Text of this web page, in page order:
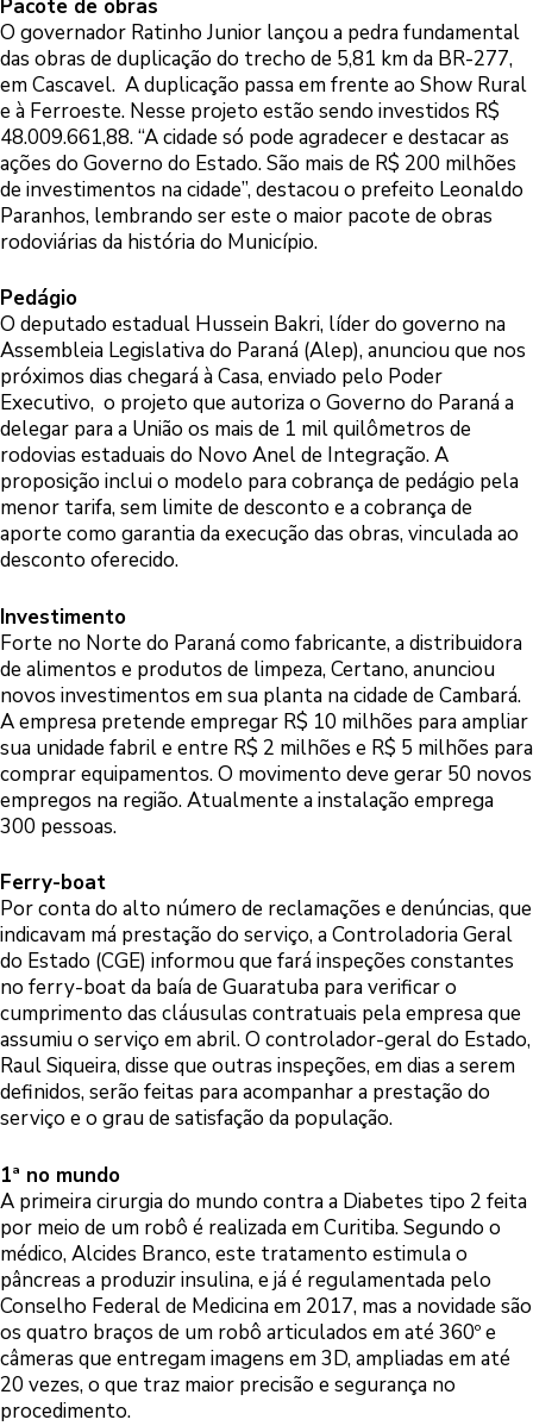
Pacote de obras
O governador Ratinho Junior lançou a pedra fundamental
das obras de duplicação do trecho de 5,81 km da BR-277,
em Cascavel. A duplicação passa em frente ao Show Rural
e à Ferroeste. Nesse projeto estão sendo investidos R$
48.009.661,88. “A cidade só pode agradecer e destacar as
ações do Governo do Estado. São mais de R$ 200 milhões
de investimentos na cidade”, destacou o prefeito Leonaldo
Paranhos, lembrando ser este o maior pacote de obras
rodoviárias da história do Município.
Pedágio
O deputado estadual Hussein Bakri, líder do governo na
Assembleia Legislativa do Paraná (Alep), anunciou que nos
próximos dias chegará à Casa, enviado pelo Poder
Executivo, o projeto que autoriza o Governo do Paraná a
delegar para a União os mais de 1 mil quilômetros de
rodovias estaduais do Novo Anel de Integração. A
proposição inclui o modelo para cobrança de pedágio pela
menor tarifa, sem limite de desconto e a cobrança de
aporte como garantia da execução das obras, vinculada ao
desconto oferecido.
Investimento
Forte no Norte do Paraná como fabricante, a distribuidora
de alimentos e produtos de limpeza, Certano, anunciou
novos investimentos em sua planta na cidade de Cambará.
A empresa pretende empregar R$ 10 milhões para ampliar
sua unidade fabril e entre R$ 2 milhões e R$ 5 milhões para
comprar equipamentos. O movimento deve gerar 50 novos
empregos na região. Atualmente a instalação emprega
300 pessoas.
Ferry-boat
Por conta do alto número de reclamações e denúncias, que
indicavam má prestação do serviço, a Controladoria Geral
do Estado (CGE) informou que fará inspeções constantes
no ferry-boat da baía de Guaratuba para verificar o
cumprimento das cláusulas contratuais pela empresa que
assumiu o serviço em abril. O controlador-geral do Estado,
Raul Siqueira, disse que outras inspeções, em dias a serem
definidos, serão feitas para acompanhar a prestação do
serviço e o grau de satisfação da população.
1ª no mundo
A primeira cirurgia do mundo contra a Diabetes tipo 2 feita
por meio de um robô é realizada em Curitiba. Segundo o
médico, Alcides Branco, este tratamento estimula o
pâncreas a produzir insulina, e já é regulamentada pelo
Conselho Federal de Medicina em 2017, mas a novidade são
os quatro braços de um robô articulados em até 360º e
câmeras que entregam imagens em 3D, ampliadas em até
20 vezes, o que traz maior precisão e segurança no
procedimento.